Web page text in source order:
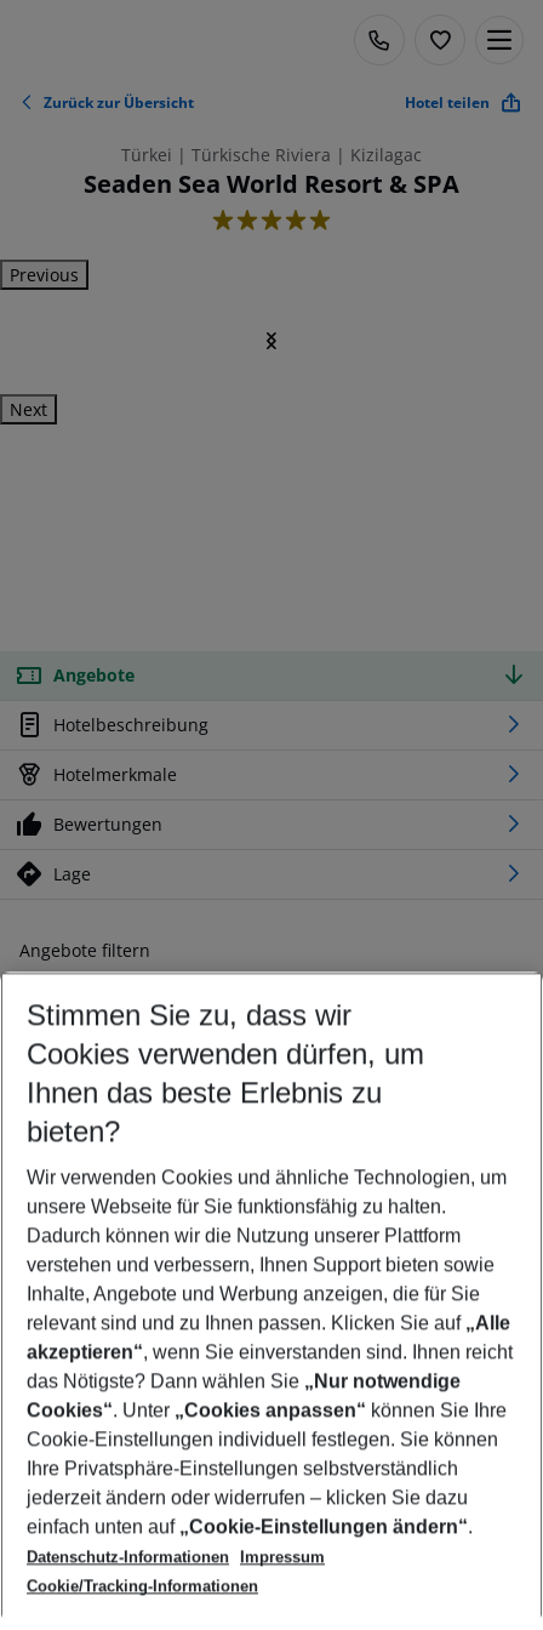
Zurück zur Übersicht Hotel teilen
Türkei | Türkische Riviera | Kizilagac
Seaden Sea World Resort & SPA
5
Previous
Next
Angebote
Hotelbeschreibung
Hotelmerkmale
Bewertungen
Lage
Angebote filtern
Ändern Sie Ihre Kriterien nach Ihren Wünschen
Abflughafen wählen
Beliebiger Abflughafen
Reisezeitraum wählen
08.08.26– 06.08.27 5-8 Nächte
2 Erwachsene Keine Kinder
Mehr Filter anzeigen
Footer
Footer navigation
Über uns
AGB
Cookie-Einstellungen ändern
Cookie-Richtlinie
Datenschutz
Service & Hilfe
Barrierefreies Reisen
Check-in
Folgen Sie uns
Stimmen Sie zu, dass wir
Cookies verwenden dürfen, um
Ihnen das beste Erlebnis zu
bieten?
Wir verwenden Cookies und ähnliche Technologien, um
unsere Webseite für Sie funktionsfähig zu halten.
Dadurch können wir die Nutzung unserer Plattform
verstehen und verbessern, Ihnen Support bieten sowie
Inhalte, Angebote und Werbung anzeigen, die für Sie
relevant sind und zu Ihnen passen. Klicken Sie auf „Alle
akzeptieren“, wenn Sie einverstanden sind. Ihnen reicht
das Nötigste? Dann wählen Sie „Nur notwendige
Cookies“. Unter „Cookies anpassen“ können Sie Ihre
Cookie-Einstellungen individuell festlegen. Sie können
Ihre Privatsphäre-Einstellungen selbstverständlich
jederzeit ändern oder widerrufen – klicken Sie dazu
einfach unten auf „Cookie-Einstellungen ändern“.
Datenschutz-Informationen
Impressum
Cookie/Tracking-Informationen